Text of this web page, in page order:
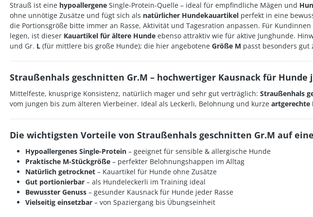
Strauß ist eine hypoallergene Single-Protein-Quelle – ideal für empfindliche Mägen und
ohne unnötige Zusätze und fügt sich als natürlicher Hundekauartikel perfekt in eine
die Portionsgröße bitte immer an Rasse, Aktivität und Tagesration anpassen. Für
legen, ist dieser Kauartikel für ältere Hunde ebenso attraktiv wie für aktive Junghunde.
und Gr. L (für mittlere bis große Hunde); die hier angebotene Größe M passt besonders
Straußenhals geschnitten Gr.M – hochwertiger Kausnack für Hunde
Mittelfeste, knusprige Konsistenz, natürlich mager und sehr gut verträglich: Straußenhals
vom jungen bis zum älteren Vierbeiner. Ideal als Leckerli, Belohnung und kurze artgerechte
Die wichtigsten Vorteile von Straußenhals geschnitten Gr.M auf
Hypoallergenes Single-Protein – geeignet für sensible & allergische Hunde
Praktische M-Stückgröße – perfekter Belohnungshappen im Alltag
Natürlich getrocknet – Kauartikel für Hunde ohne Zusätze
Gut portionierbar – als Hundeleckerli im Training ideal
Bewusster Genuss – gesunder Kausnack für Hunde jeder Rasse
Vielseitig einsetzbar – von Spaziergang bis Übungseinheit